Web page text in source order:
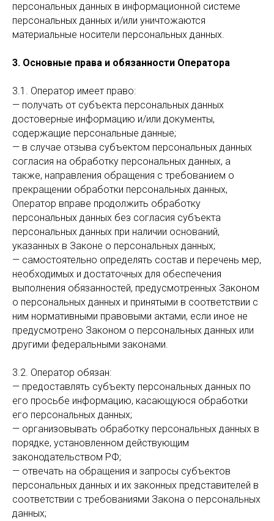
персональных данных в информационной системе
персональных данных и/или уничтожаются
материальные носители персональных данных.
3. Основные права и обязанности Оператора
3.1. Оператор имеет право:
— получать от субъекта персональных данных
достоверные информацию и/или документы,
содержащие персональные данные;
— в случае отзыва субъектом персональных данных
согласия на обработку персональных данных, а
также, направления обращения с требованием о
прекращении обработки персональных данных,
Оператор вправе продолжить обработку
персональных данных без согласия субъекта
персональных данных при наличии оснований,
указанных в Законе о персональных данных;
— самостоятельно определять состав и перечень мер,
необходимых и достаточных для обеспечения
выполнения обязанностей, предусмотренных Законом
о персональных данных и принятыми в соответствии с
ним нормативными правовыми актами, если иное не
предусмотрено Законом о персональных данных или
другими федеральными законами.
3.2. Оператор обязан:
— предоставлять субъекту персональных данных по
его просьбе информацию, касающуюся обработки
его персональных данных;
— организовывать обработку персональных данных в
порядке, установленном действующим
законодательством РФ;
— отвечать на обращения и запросы субъектов
персональных данных и их законных представителей в
соответствии с требованиями Закона о персональных
данных;